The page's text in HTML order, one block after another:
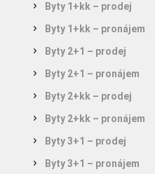
Byty 1+kk – prodej
Byty 1+kk – pronájem
Byty 2+1 – prodej
Byty 2+1 – pronájem
Byty 2+kk – prodej
Byty 2+kk – pronájem
Byty 3+1 – prodej
Byty 3+1 – pronájem